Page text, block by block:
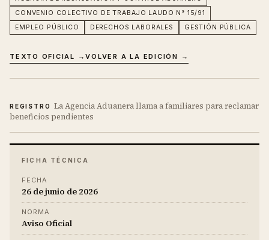
CONVENIO COLECTIVO DE TRABAJO LAUDO N° 15/91
EMPLEO PÚBLICO
DERECHOS LABORALES GESTIÓN PÚBLICA
TEXTO OFICIAL →VOLVER A LA EDICIÓN →
REGISTRO
La Agencia Aduanera llama a familiares para reclamar
beneficios pendientes
FICHA TÉCNICA
FECHA
26 de junio de 2026
NORMA
Aviso Oficial